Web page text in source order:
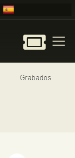
Grabados